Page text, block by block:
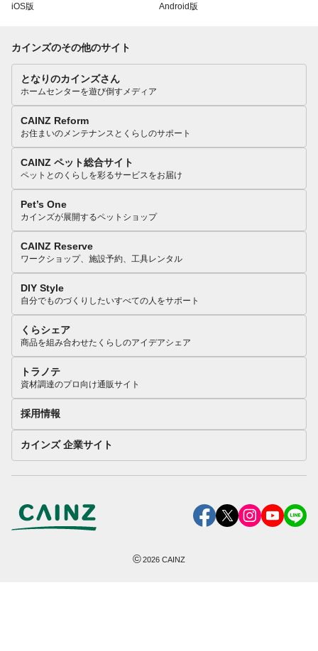
iOS版 Android版
カインズのその他のサイト
となりのカインズさん
ホームセンターを遊び倒すメディア
CAINZ Reform
お住まいのメンテナンスとくらしのサポート
CAINZ ペット総合サイト
ペットとのくらしを彩るサービスをお届け
Pet’s One
カインズが展開するペットショップ
CAINZ Reserve
ワークショップ、施設予約、工具レンタル
DIY Style
自分でものづくりしたいすべての人をサポート
くらシェア
商品を組み合わせたくらしのアイデアシェア
トラノテ
資材調達のプロ向け通販サイト
採用情報
カインズ 企業サイト
©2026 CAINZ